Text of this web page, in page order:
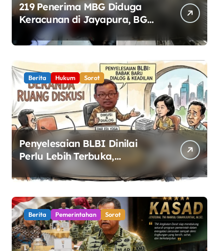
219 Penerima MBG Diduga
Keracunan di Jayapura, BGN
Perketat Pengawasan
Keamanan Pangan
Berita Hukum Sorot
Penyelesaian BLBI Dinilai
Perlu Lebih Terbuka,
Pemerintah Diminta Buka
Ruang Dialog
Berita Pemerintahan Sorot